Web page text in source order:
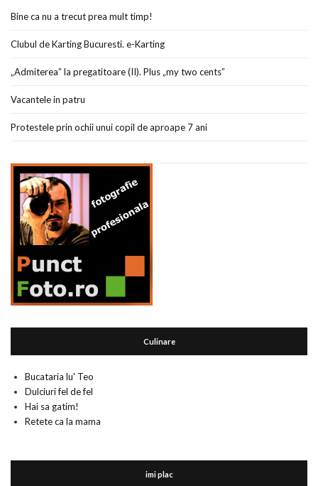
Bine ca nu a trecut prea mult timp!
Clubul de Karting Bucuresti. e-Karting
„Admiterea” la pregatitoare (II). Plus „my two cents”
Vacantele in patru
Protestele prin ochii unui copil de aproape 7 ani
Culinare
Bucataria lu' Teo
Dulciuri fel de fel
Hai sa gatim!
Retete ca la mama
imi plac